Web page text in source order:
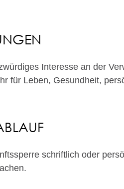
Interesse an der
für Leben, Gesundheit,
schriftlich oder